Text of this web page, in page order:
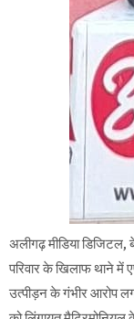
अलीगढ़ मीडिया
परिवार के खिलाफ थाने में
उत्पीड़न के गंभीर आरोप